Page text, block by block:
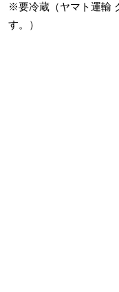
※要冷蔵（ヤマト運輸
す。）